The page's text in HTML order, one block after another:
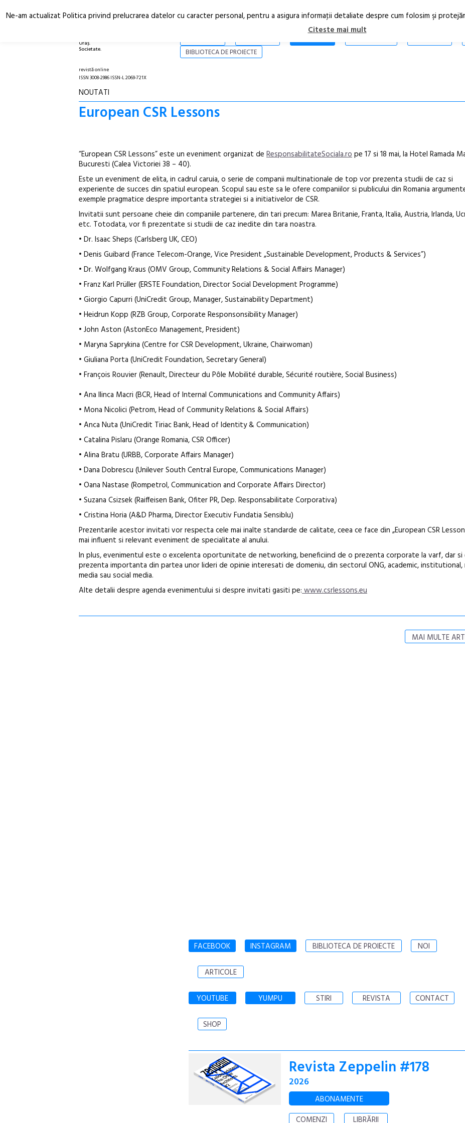
Oraș.
Societate.
STIRI
BIBLIOTECA DE PROIECTE
revistă online
ISSN 3008-2986 ISSN-L 2069-721X
NOUTATI
European CSR Lessons
“European CSR Lessons” este un eveniment organizat de ResponsabilitateSociala.rope 17 si 18 mai, la Hotel Ramada
Bucuresti (Calea Victoriei 38 – 40).
Este un eveniment de elita, in cadrul caruia, o serie de companii multinationale de top vor prezenta studii de caz si
experiente de succes din spatiul european. Scopul sau este sa le ofere companiilor si publicului din Romania
exemple pragmatice despre importanta strategiei si a initiativelor de CSR.
Invitatii sunt persoane cheie din companiile partenere, din tari precum: Marea Britanie, Franta, Italia, Austria, Irlanda,
etc. Totodata, vor fi prezentate si studii de caz inedite din tara noastra.
• Dr. Isaac Sheps (Carlsberg UK, CEO)
• Denis Guibard (France Telecom-Orange, Vice President „Sustainable Development, Products & Services”)
• Dr. Wolfgang Kraus (OMV Group, Community Relations & Social Affairs Manager)
• Franz Karl Prüller (ERSTE Foundation, Director Social Development Programme)
• Giorgio Capurri (UniCredit Group, Manager, Sustainability Department)
• Heidrun Kopp (RZB Group, Corporate Responsonsibility Manager)
• John Aston (AstonEco Management, President)
• Maryna Saprykina (Centre for CSR Development, Ukraine, Chairwoman)
• Giuliana Porta (UniCredit Foundation, Secretary General)
• François Rouvier (Renault, Directeur du Pôle Mobilité durable, Sécurité routière, Social Business)
• Ana Ilinca Macri (BCR, Head of Internal Communications and Community Affairs)
• Mona Nicolici (Petrom, Head of Community Relations & Social Affairs)
• Anca Nuta (UniCredit Tiriac Bank, Head of Identity & Communication)
• Catalina Pislaru (Orange Romania, CSR Officer)
• Alina Bratu (URBB, Corporate Affairs Manager)
• Dana Dobrescu (Unilever South Central Europe, Communications Manager)
• Oana Nastase (Rompetrol, Communication and Corporate Affairs Director)
• Suzana Csizsek (Raiffeisen Bank, Ofiter PR, Dep. Responsabilitate Corporativa)
• Cristina Horia (A&D Pharma, Director Executiv Fundatia Sensiblu)
Prezentarile acestor invitati vor respecta cele mai inalte standarde de calitate, ceea ce face din „European CSR
mai influent si relevant eveniment de specialitate al anului.
In plus, evenimentul este o excelenta oportunitate de networking, beneficiind de o prezenta corporate la varf, dar si
prezenta importanta din partea unor lideri de opinie interesati de domeniu, din sectorul ONG, academic, institutional,
media sau social media.
Alte detalii despre agenda evenimentului si despre invitati gasiti pe:www.csrlessons.eu
MAI MULTE
FACEBOOK INSTAGRAM BIBLIOTECA DE PROIECTE NOI
ARTICOLE
YOUTUBE YUMPU STIRI REVISTA CONTACT
SHOP
Revista Zeppelin #178
2026
ABONAMENTE
COMENZI
LIBRĂRII
Ne-am actualizat Politica privind prelucrarea datelor cu caracter personal, pentru a asigura informaţii detaliate despre cum folosim şi
Citeste mai mult